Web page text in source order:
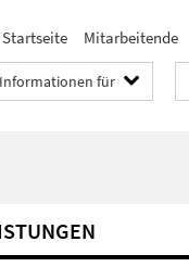
Startseite Mitarbeitende
Informationen für